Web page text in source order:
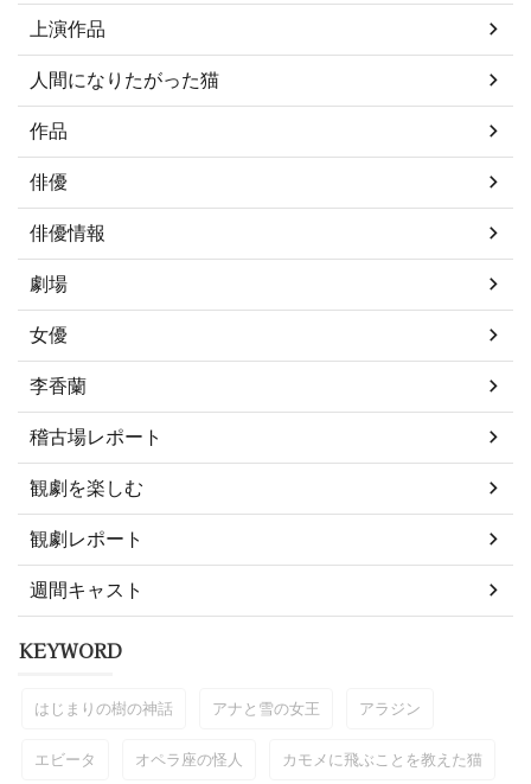
上演作品
人間になりたがった猫
作品
俳優
俳優情報
劇場
女優
李香蘭
稽古場レポート
観劇を楽しむ
観劇レポート
週間キャスト
KEYWORD
はじまりの樹の神話 アナと雪の女王 アラジン
エビータ オペラ座の怪人 カモメに飛ぶことを教えた猫